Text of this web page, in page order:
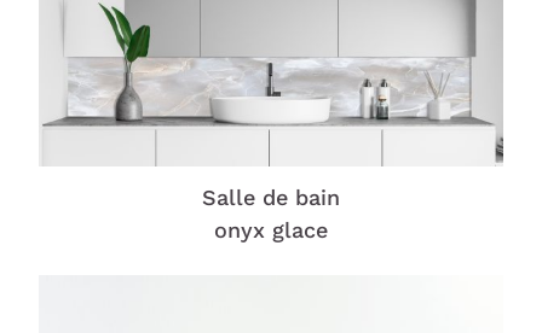
Salle de bain
onyx glace